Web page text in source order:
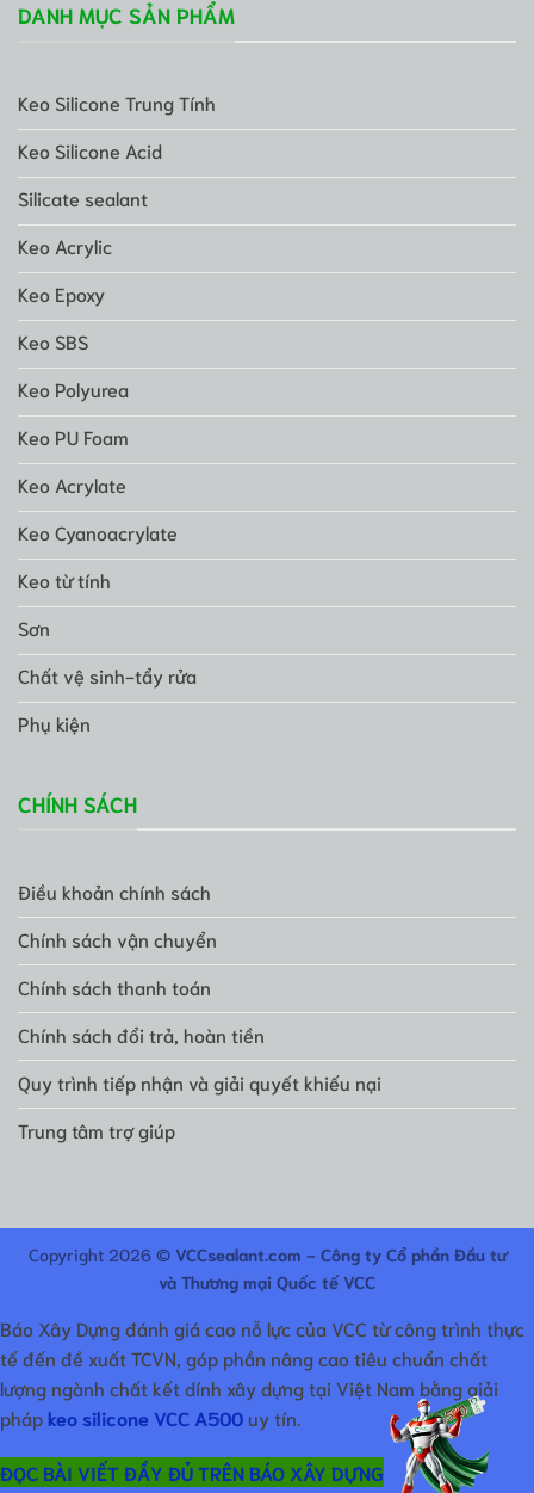
DANH MỤC SẢN PHẨM
Keo Silicone Trung Tính
Keo Silicone Acid
Silicate sealant
Keo Acrylic
Keo Epoxy
Keo SBS
Keo Polyurea
Keo PU Foam
Keo Acrylate
Keo Cyanoacrylate
Keo từ tính
Sơn
Chất vệ sinh-tẩy rửa
Phụ kiện
CHÍNH SÁCH
Điều khoản chính sách
Chính sách vận chuyển
Chính sách thanh toán
Chính sách đổi trả, hoàn tiền
Quy trình tiếp nhận và giải quyết khiếu nại
Trung tâm trợ giúp
Copyright 2026 © VCCsealant.com - Công ty Cổ phần Đầu tư
và Thương mại Quốc tế VCC
Báo Xây Dựng đánh giá cao nỗ lực của VCC từ công trình thực
tế đến đề xuất TCVN, góp phần nâng cao tiêu chuẩn chất
lượng ngành chất kết dính xây dựng tại Việt Nam bằng giải
pháp keo silicone VCC A500uy tín.
ĐỌC BÀI VIẾT ĐẦY ĐỦ TRÊN BÁO XÂY DỰNG